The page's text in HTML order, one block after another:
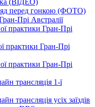
(ВІДЕО)
перед гонкою (ФОТО)
Прі Австралії
практики Гран-Прі
практики Гран-Прі
практики Гран-Прі
трансляція 1-ї
трансляція усіх заїздів